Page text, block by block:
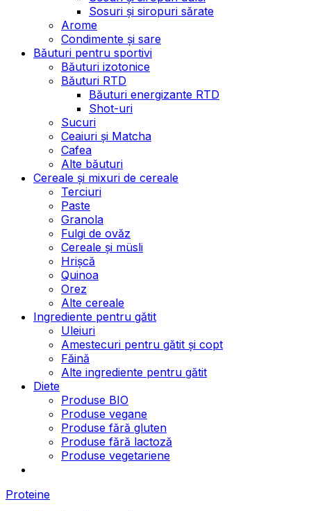
Sosuri și siropuri sărate
Arome
Condimente și sare
Băuturi pentru sportivi
Băuturi izotonice
Băuturi RTD
Băuturi energizante RTD
Shot-uri
Sucuri
Ceaiuri și Matcha
Cafea
Alte băuturi
Cereale și mixuri de cereale
Terciuri
Paste
Granola
Fulgi de ovăz
Cereale și müsli
Hrișcă
Quinoa
Orez
Alte cereale
Ingrediente pentru gătit
Uleiuri
Amestecuri pentru gătit și copt
Făină
Alte ingrediente pentru gătit
Diete
Produse BIO
Produse vegane
Produse fără gluten
Produse fără lactoză
Produse vegetariene
Proteine